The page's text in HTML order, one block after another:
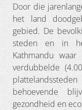
Door die
het land
gebied. De
steden en in
Kathmandu
verdubbelde
behoevende
gezondheid en